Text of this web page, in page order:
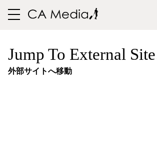
toggle
Jump To External Site
外部サイトへ移動